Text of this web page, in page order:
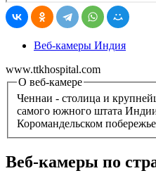
Веб-камеры Индия
www.ttkhospital.com
О веб-камере
Ченнаи - столица и
самого южного штата
Коромандельском
Веб-камеры по